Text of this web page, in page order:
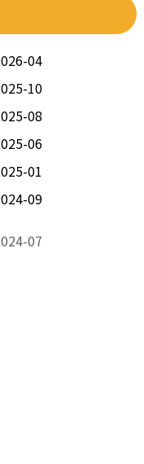
04
10
08
06
01
09